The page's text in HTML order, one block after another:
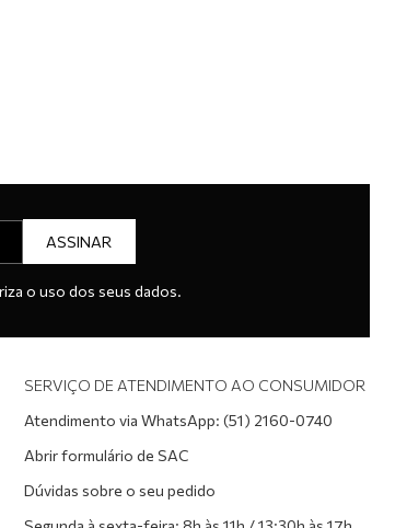
ASSINAR
o uso dos seus dados.
SERVIÇO DE ATENDIMENTO AO CONSUMIDOR
Atendimento via WhatsApp: (51) 2160-0740
Abrir formulário de SAC
Dúvidas sobre o seu pedido